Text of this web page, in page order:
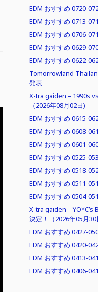
EDM おすすめ 0720-
EDM おすすめ 0713-
EDM おすすめ 0706-
EDM おすすめ 0629-
EDM おすすめ 0622-
Tomorrowland
発表
X-tra gaiden – 1990s
（2026年08月02日)
EDM おすすめ 0615-
EDM おすすめ 0608-
EDM おすすめ 0601-
EDM おすすめ 0525-
EDM おすすめ 0518-
EDM おすすめ 0511-
EDM おすすめ 0504-
X-tra gaiden – YO*C’s
決定！（2026年05月30
EDM おすすめ 0427-
EDM おすすめ 0420-
EDM おすすめ 0413-
EDM おすすめ 0406-